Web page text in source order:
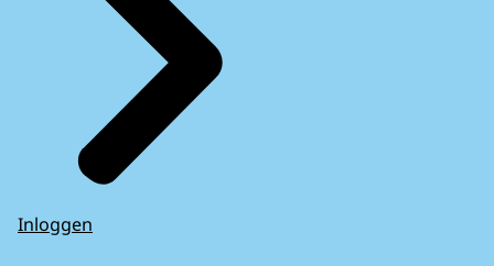
Inloggen